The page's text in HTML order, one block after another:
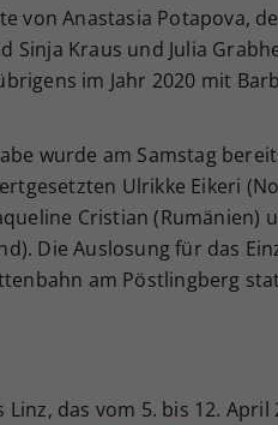
von Anastasia Potapova,
Sinja Kraus und Julia
im Jahr 2020 mit
wurde am Samstag
Ulrikke Eikeri
Cristian (Rumänien)
Die Auslosung für das
am Pöstlingberg
das vom 5. bis 12. April